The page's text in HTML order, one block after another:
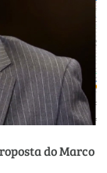
do Marco